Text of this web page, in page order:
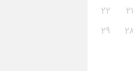
۲۱
۲۲
۲۹